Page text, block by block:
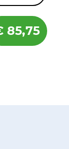
85,75